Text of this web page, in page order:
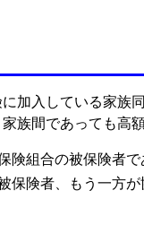
加入している家族
族間であっても高
険組合の被保険者で
保険者、もう一方